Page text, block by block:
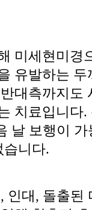
미세현미경
유발하는
대측까지도
치료입니다
날 보행이
습니다.
인대, 돌출된